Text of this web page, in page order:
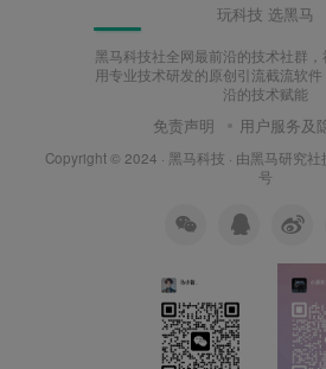
玩科技 选黑马
黑马科技社全网最前沿的技术社群
用专业技术研发的原创引流截流软
沿的技术赋能
免责声明 用户服务及
Copyright © 2024 · 黑马科技 · 由黑马研究社
号